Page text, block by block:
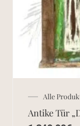
Alle
Antike Tür